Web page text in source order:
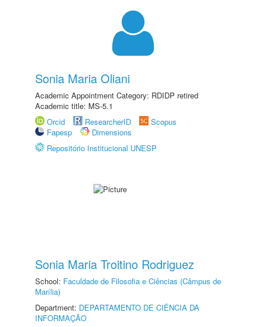
Sonia Maria Oliani
Academic Appointment Category: RDIDP retired
Academic title: MS-5.1
Orcid
ResearcherID
Scopus
Fapesp
Dimensions
Repositório Institucional UNESP
Sonia Maria Troitino Rodriguez
School: Faculdade de Filosofia e Ciências (Câmpus de
Marília)
Department: DEPARTAMENTO DE CIÊNCIA DA
INFORMAÇÃO